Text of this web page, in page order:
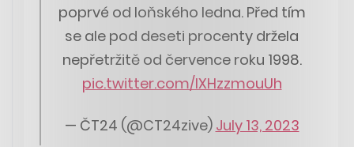
poprvé od loňského ledna. Před tím
se ale pod deseti procenty držela
nepřetržitě od července roku 1998.
pic.twitter.com/IXHzzmouUh
— ČT24 (@CT24zive) July 13, 2023